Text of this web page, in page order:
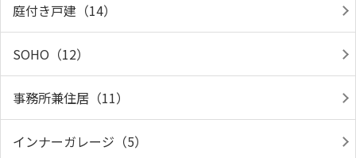
庭付き戸建（14）
SOHO（12）
事務所兼住居（11）
インナーガレージ（5）